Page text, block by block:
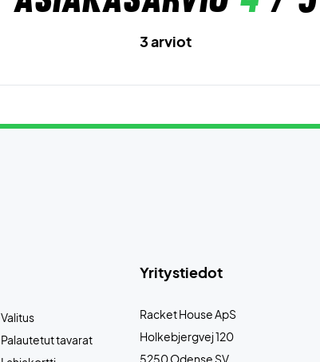
3 arviot
Yritystiedot
Racket House ApS
Holkebjergvej 120
5250 Odense SV
Valitus
Palautetut tavarat